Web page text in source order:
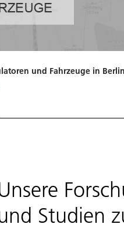
und Fahrzeuge in
Studien